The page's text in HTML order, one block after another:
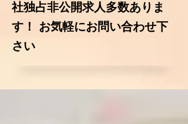
社独占非公開求人多数ありま
す！ お気軽にお問い合わせ下
さい